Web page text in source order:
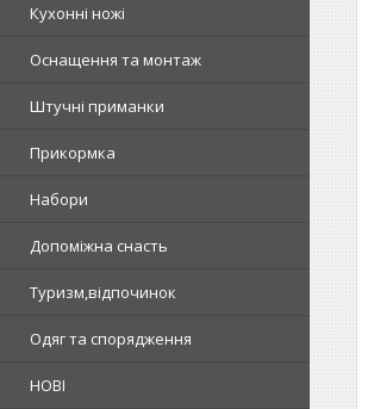
Кухонні ножі
Оснащення та монтаж
Штучні приманки
Прикормка
Набори
Допоміжна снасть
Туризм,відпочинок
Одяг та спорядження
НОВІ